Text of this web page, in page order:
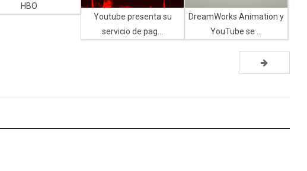
HBO
Youtube presenta su
servicio de pag...
DreamWorks Animation y
YouTube se ...